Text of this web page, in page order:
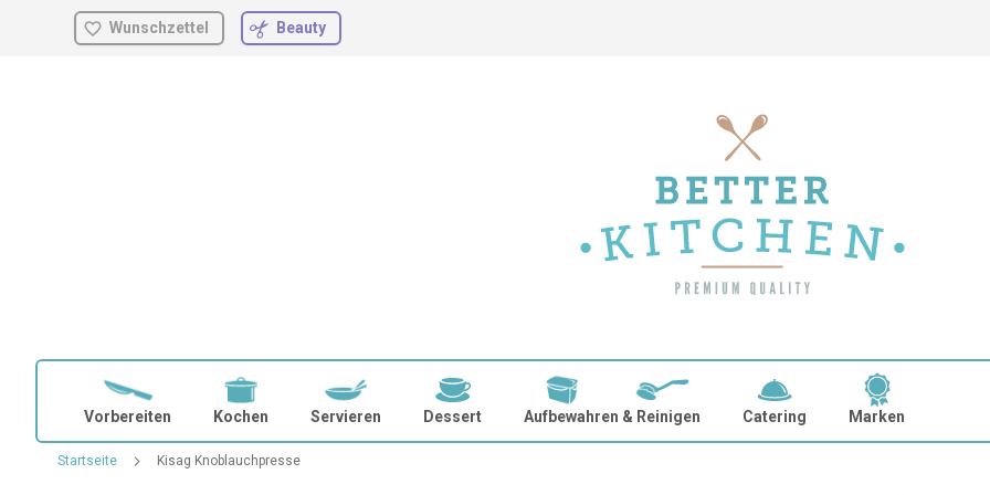
Zum
Wunschzettel Beauty
Vorbereiten Kochen Servieren Dessert Aufbewahren & Reinigen Catering Marken
Startseite Kisag Knoblauchpresse